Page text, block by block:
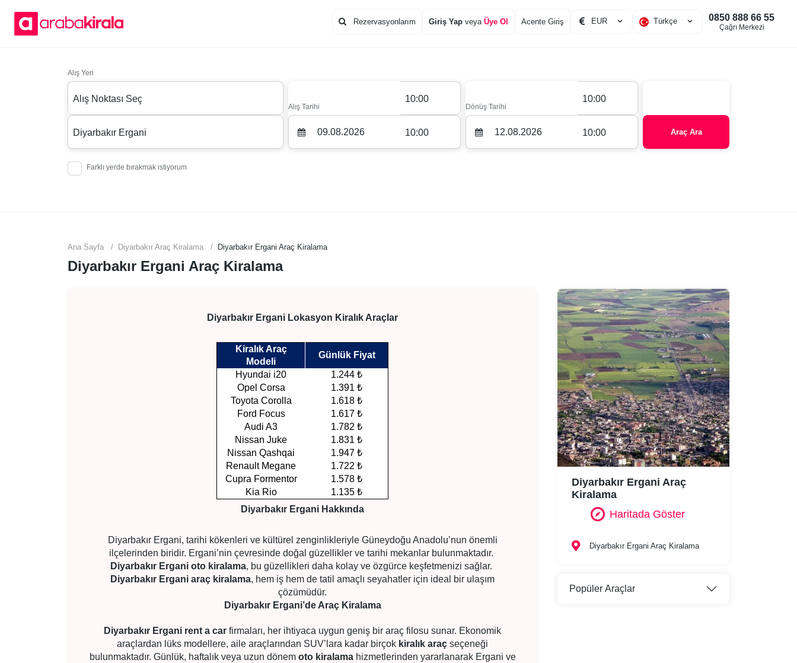
Rezervasyonlarım Giriş Yap veya Üye Ol Acente Giriş Türkçe
EUR
Çağrı Merkezi
0850 888 66 55
Alış Yeri
Alış Noktası Seç
Diyarbakır Ergani
Farklı yerde bırakmak istiyorum
Alış Tarihi
10:00
10:00
Dönüş Tarihi
10:00
10:00 Araç Ara
Ana Sayfa Diyarbakır Araç Kiralama Diyarbakır Ergani Araç Kiralama
Diyarbakır Ergani Araç Kiralama
Diyarbakır Ergani Lokasyon Kiralık Araçlar
Kiralık Araç
Modeli
Günlük Fiyat
Hyundai i20
1.244 ₺
Opel Corsa
1.391 ₺
Toyota Corolla
1.618 ₺
Ford Focus
1.617 ₺
Audi A3
1.782 ₺
Nissan Juke
1.831 ₺
Nissan Qashqai
1.947 ₺
Renault Megane
1.722 ₺
Cupra Formentor
1.578 ₺
Kia Rio
1.135 ₺
Diyarbakır Ergani Hakkında
Diyarbakır Ergani, tarihi kökenleri ve kültürel zenginlikleriyle Güneydoğu Anadolu’nun önemli
ilçelerinden biridir. Ergani’nin çevresinde doğal güzellikler ve tarihi mekanlar bulunmaktadır.
Diyarbakır Ergani oto kiralama, bu güzellikleri daha kolay ve özgürce keşfetmenizi sağlar.
Diyarbakır Ergani araç kiralama, hem iş hem de tatil amaçlı seyahatler için ideal bir ulaşım
çözümüdür.
Diyarbakır Ergani’de Araç Kiralama
Diyarbakır Ergani rent a car firmaları, her ihtiyaca uygun geniş bir araç filosu sunar. Ekonomik
araçlardan lüks modellere, aile araçlarından SUV’lara kadar birçok kiralık araç seçeneği
bulunmaktadır. Günlük, haftalık veya uzun dönem oto kiralamahizmetlerinden yararlanarak Ergani ve
Diyarbakır Ergani Araç
Kiralama
Haritada Göster
Diyarbakır Ergani Araç Kiralama
Popüler Araçlar